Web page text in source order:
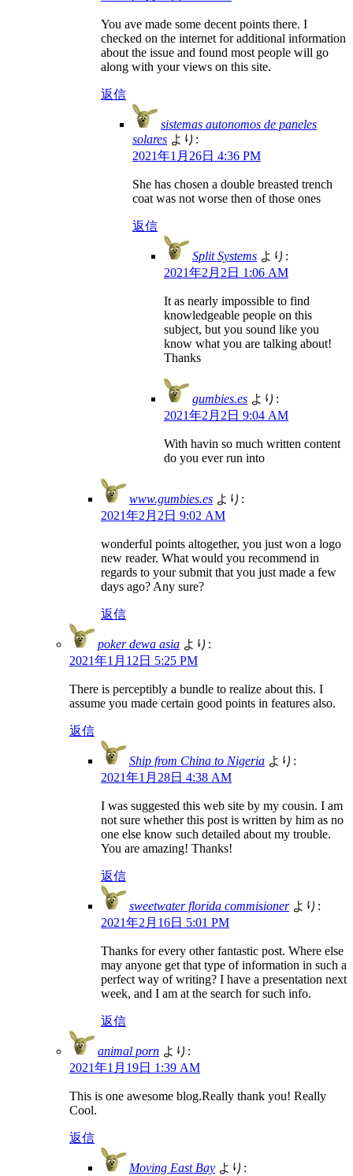
You ave made some decent points there. I
checked on the internet for additional information
about the issue and found most people will go
along with your views on this site.
返信
sistemas autonomos de paneles
solares より:
2021年1月26日 4:36 PM
She has chosen a double breasted trench
coat was not worse then of those ones
返信
Split Systems より:
2021年2月2日 1:06 AM
It as nearly impossible to find
knowledgeable people on this
subject, but you sound like you
know what you are talking about!
Thanks
gumbies.es より:
2021年2月2日 9:04 AM
With havin so much written content
do you ever run into
www.gumbies.es より:
2021年2月2日 9:02 AM
wonderful points altogether, you just won a logo
new reader. What would you recommend in
regards to your submit that you just made a few
days ago? Any sure?
返信
poker dewa asia より:
2021年1月12日 5:25 PM
There is perceptibly a bundle to realize about this. I
assume you made certain good points in features also.
返信
Ship from China to Nigeria より:
2021年1月28日 4:38 AM
I was suggested this web site by my cousin. I am
not sure whether this post is written by him as no
one else know such detailed about my trouble.
You are amazing! Thanks!
返信
sweetwater florida commisioner より:
2021年2月16日 5:01 PM
Thanks for every other fantastic post. Where else
may anyone get that type of information in such a
perfect way of writing? I have a presentation next
week, and I am at the search for such info.
返信
animal porn より:
2021年1月19日 1:39 AM
This is one awesome blog.Really thank you! Really
Cool.
返信
Moving East Bay より: